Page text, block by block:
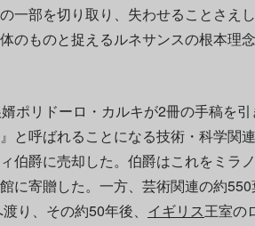
一部を切り取り、失わせることさえ
のものと捉えるルネサンスの根本理
ポリドーロ・カルキが2冊の手稿を
と呼ばれることになる技術・科学関
伯爵に売却した。伯爵はこれをミラ
に寄贈した。一方、芸術関連の約
り、その約50年後、 イギリス王室の